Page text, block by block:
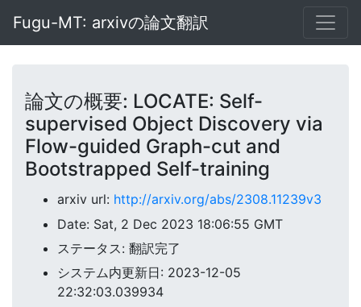
Fugu-MT: arxivの論文翻訳
論文の概要: LOCATE: Self-
supervised Object Discovery via
Flow-guided Graph-cut and
Bootstrapped Self-training
arxiv url: http://arxiv.org/abs/2308.11239v3
Date: Sat, 2 Dec 2023 18:06:55 GMT
ステータス: 翻訳完了
システム内更新日: 2023-12-05
22:32:03.039934